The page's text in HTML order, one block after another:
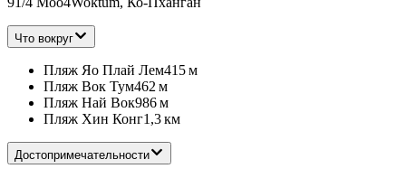
Что вокруг
Пляж Яо Плай Лем415 м
Пляж Вок Тум462 м
Пляж Най Вок986 м
Пляж Хин Конг1,3 км
Достопримечательности